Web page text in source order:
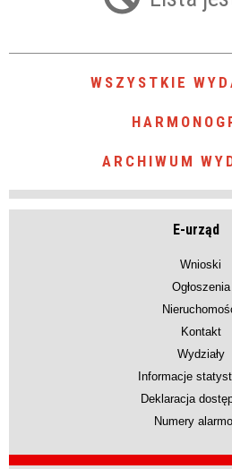
Trwające w
WSZYSTKIE
ARCHIWUM
E-urząd
Wnioski
Ogłoszenia
Kontakt
Wydziały
Informacje
Deklaracja
Numery